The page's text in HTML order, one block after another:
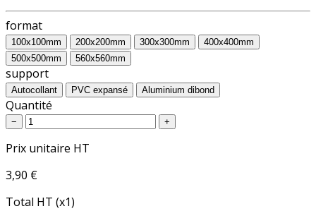
format
100x100mm 200x200mm 300x300mm
400x400mm
500x500mm
560x560mm
support
Autocollant PVC expansé Aluminium dibond
Quantité
− +
Prix unitaire HT
3,90 €
Total HT (x1)